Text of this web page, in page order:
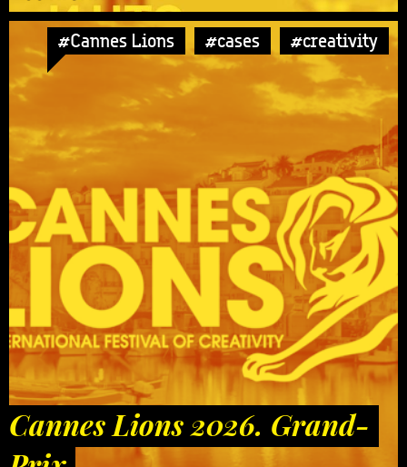
#Cannes Lions #cases #creativity
Cannes Lions 2026. Grand-